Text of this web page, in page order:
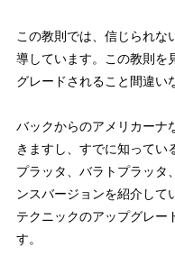
この教則では、信じられな
導しています。この教則を
グレードされること間違い
バックからのアメリカーナ
きますし、すでに知ってい
プラッタ、バラトプラッタ
ンスバージョンを紹介して
テクニックのアップグレー
す。